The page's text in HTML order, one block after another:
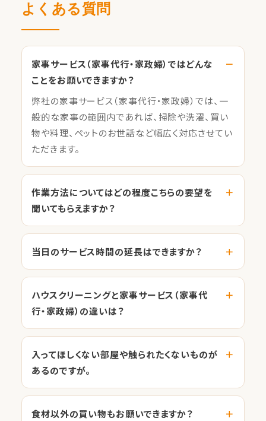
よくある質問
家事サービス（家事代行・家政婦）ではどんな
ことをお願いできますか？
弊社の家事サービス（家事代行・家政婦）では、一
般的な家事の範囲内であれば、掃除や洗濯、買い
物や料理、ペットのお世話など幅広く対応させてい
ただきます。
作業方法についてはどの程度こちらの要望を
聞いてもらえますか？
当日のサービス時間の延長はできますか？
ハウスクリーニングと家事サービス（家事代
行・家政婦）の違いは？
入ってほしくない部屋や触られたくないものが
あるのですが。
食材以外の買い物もお願いできますか？